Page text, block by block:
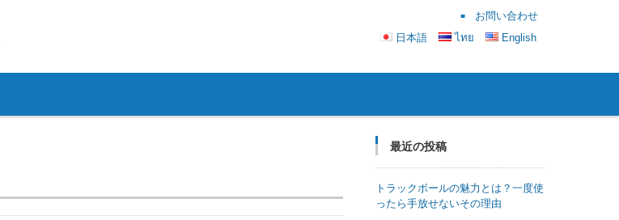
お問い合わせ
日本語
ไทย English
最近の投稿
トラックボールの魅力とは？一度使
ったら手放せないその理由